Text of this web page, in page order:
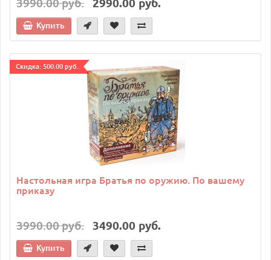
Купить
Cкидка: 500.00 руб.
Настольная игра Братья по оружию. По вашему
приказу
3990.00 руб. 3490.00 руб.
Купить